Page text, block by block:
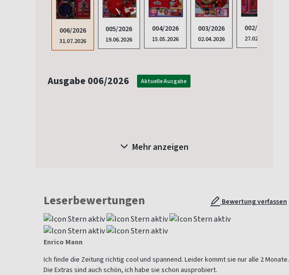
006/2026
31.07.2026
005/2026
19.06.2026
004/2026
15.05.2026
003/2026
02.04.2026
002/2026
27.02.2026
Ausgabe 006/2026 Aktuelle Ausgabe
Mehr anzeigen
Leserbewertungen Bewertung verfassen
Enrico Mann
Ich finde die Zeitung richtig cool und spannend. Leider kommt sie nur alle 2 Monate.
Die Extras sind auch schön, ich habe sie schon ausprobiert.